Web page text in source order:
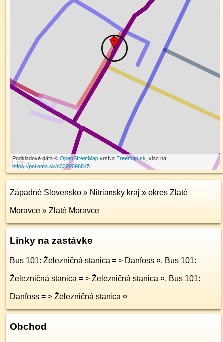
100 m
Podkladové dáta ©OpenStreetMapvrstva Freemap.sk, viac na
https://poi.oma.sk/n3320096845
Západné Slovensko » Nitriansky kraj » okres Zlaté
Moravce » Zlaté Moravce
Linky na zastávke
Bus 101: Železničná stanica = > Danfoss ¤, Bus 101:
Železničná stanica = > Železničná stanica ¤, Bus 101:
Danfoss = > Železničná stanica ¤
Obchod